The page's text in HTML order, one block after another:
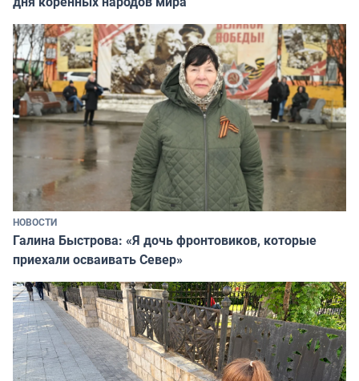
НОВОСТИ
Галина Быстрова: «Я дочь фронтовиков, которые
приехали осваивать Север»